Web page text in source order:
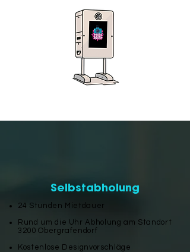
Selbstabholung
24 Stunden Mietdauer
Rund um die Uhr Abholung am Standort
3200 Obergrafendorf
Kostenlose Designvorschläge